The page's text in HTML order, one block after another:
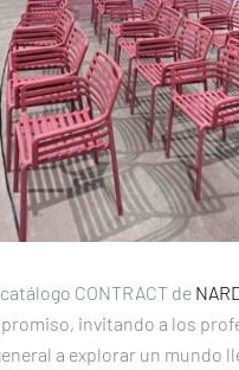
CONTRACT de
invitando a los
a explorar un mundo